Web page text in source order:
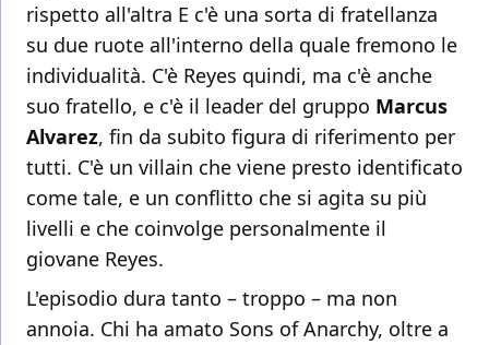
rispetto all'altra E c'è una sorta di fratellanza
su due ruote all'interno della quale fremono le
individualità. C'è Reyes quindi, ma c'è anche
suo fratello, e c'è il leader del gruppo Marcus
Alvarez, fin da subito figura di riferimento per
tutti. C'è un villain che viene presto identificato
come tale, e un conflitto che si agita su più
livelli e che coinvolge personalmente il
giovane Reyes.
L'episodio dura tanto – troppo – ma non
annoia. Chi ha amato Sons of Anarchy, oltre a